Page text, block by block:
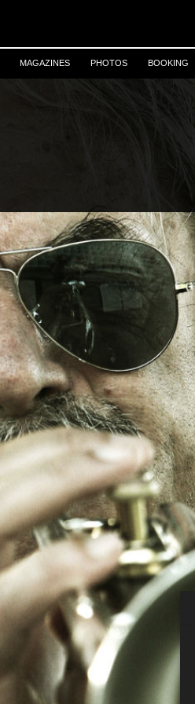
MAGAZINES PHOTOS BOOKING